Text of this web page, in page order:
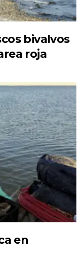
bivalvos
roja
en